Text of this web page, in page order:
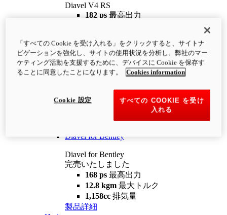
Diavel V4 RS
182 ps 最高出力
¥4,400,000 i
コンフィギュレーター 製品詳細
newV4 RS 100
12.2 kgm
最大トルク
装備重量（燃料を除く）
Diavel for Bentley
Diavel for Bentley
完売いたしました
168 ps 最高出力
12.8 kgm 最大トルク
1,158cc 排気量
製品詳細
「すべての Cookie を受け入れる」をクリックすると、サイトナ
ビゲーションを強化し、サイトの使用状況を分析し、弊社のマー
ケティング活動を支援するために、デバイスに Cookie を保存す
ることに同意したことになります。
Cookies information
すべての COOKIE を受け
入れる
Cookie 設定